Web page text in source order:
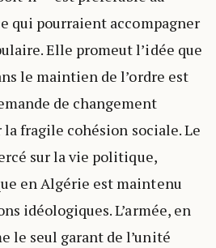
qui pourraient accompagner
Elle promeut l’idée que
le maintien de l’ordre est
de changement
fragile cohésion sociale. Le
sur la vie politique,
en Algérie est maintenu
idéologiques. L’armée, en
le seul garant de l’unité